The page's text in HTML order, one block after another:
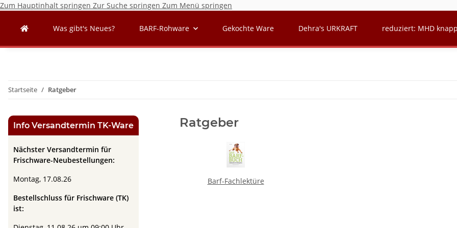
Zum Hauptinhalt springen Zur Suche springen Zum Menü springen
Was gibt's Neues? BARF-Rohware Gekochte Ware Dehra's URKRAFT reduziert: MHD
Startseite Ratgeber
Ratgeber
Barf-Fachlektüre
Info Versandtermin TK-Ware
Nächster Versandtermin für
Frischware-Neubestellungen:
Montag, 17.08.26
Bestellschluss für Frischware (TK)
ist: